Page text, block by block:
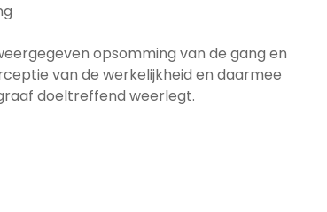
opsomming van de gang en
van de werkelijkheid en daarmee
doeltreffend weerlegt.